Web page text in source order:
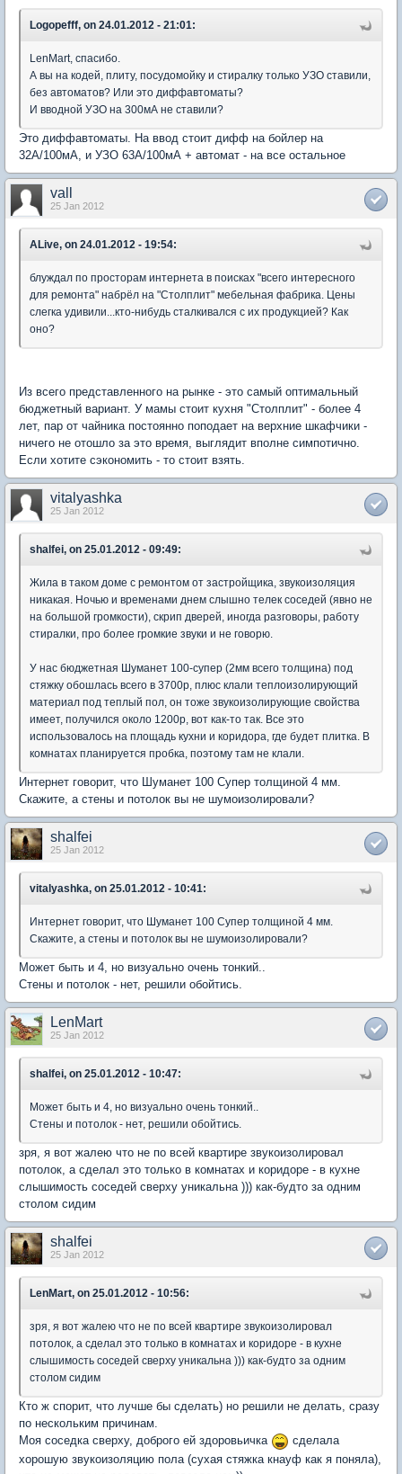
Logopefff, on 24.01.2012 - 21:01:
LenMart, спасибо.
А вы на кодей, плиту, посудомойку и стиралку только УЗО ставили,
без автоматов? Или это диффавтоматы?
И вводной УЗО на 300мА не ставили?
Это диффавтоматы. На ввод стоит дифф на бойлер на
32А/100мА, и УЗО 63А/100мА + автомат - на все остальное
vall
25 Jan 2012
ALive, on 24.01.2012 - 19:54:
блуждал по просторам интернета в поисках "всего интересного
для ремонта" набрёл на "Столплит" мебельная фабрика. Цены
слегка удивили...кто-нибудь сталкивался с их продукцией? Как
оно?
Из всего представленного на рынке - это самый оптимальный
бюджетный вариант. У мамы стоит кухня "Столплит" - более 4
лет, пар от чайника постоянно поподает на верхние шкафчики -
ничего не отошло за это время, выглядит вполне симпотично.
Если хотите сэкономить - то стоит взять.
vitalyashka
25 Jan 2012
shalfei, on 25.01.2012 - 09:49:
Жила в таком доме с ремонтом от застройщика, звукоизоляция
никакая. Ночью и временами днем слышно телек соседей (явно не
на большой громкости), скрип дверей, иногда разговоры, работу
стиралки, про более громкие звуки и не говорю.
У нас бюджетная Шуманет 100-супер (2мм всего толщина) под
стяжку обошлась всего в 3700р, плюс клали теплоизолирующий
материал под теплый пол, он тоже звукоизолирующие свойства
имеет, получился около 1200р, вот как-то так. Все это
использовалось на площадь кухни и коридора, где будет плитка. В
комнатах планируется пробка, поэтому там не клали.
Интернет говорит, что Шуманет 100 Супер толщиной 4 мм.
Скажите, а стены и потолок вы не шумоизолировали?
shalfei
25 Jan 2012
vitalyashka, on 25.01.2012 - 10:41:
Интернет говорит, что Шуманет 100 Супер толщиной 4 мм.
Скажите, а стены и потолок вы не шумоизолировали?
Может быть и 4, но визуально очень тонкий..
Стены и потолок - нет, решили обойтись.
LenMart
25 Jan 2012
shalfei, on 25.01.2012 - 10:47:
Может быть и 4, но визуально очень тонкий..
Стены и потолок - нет, решили обойтись.
зря, я вот жалею что не по всей квартире звукоизолировал
потолок, а сделал это только в комнатах и коридоре - в кухне
слышимость соседей сверху уникальна ))) как-будто за одним
столом сидим
shalfei
25 Jan 2012
LenMart, on 25.01.2012 - 10:56:
зря, я вот жалею что не по всей квартире звукоизолировал
потолок, а сделал это только в комнатах и коридоре - в кухне
слышимость соседей сверху уникальна ))) как-будто за одним
столом сидим
Кто ж спорит, что лучше бы сделать) но решили не делать, сразу
по нескольким причинам.
Моя соседка сверху, доброго ей здоровьичка
сделала
хорошую звукоизоляцию пола (сухая стяжка кнауф как я поняла),